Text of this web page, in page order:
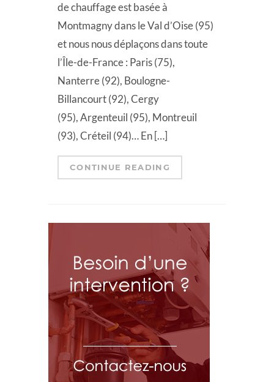
de chauffage est basée à
Montmagny dans le Val d’Oise (95)
et nous nous déplaçons dans toute
l’Île-de-France : Paris (75),
Nanterre (92), Boulogne-
Billancourt (92), Cergy
(95), Argenteuil (95), Montreuil
(93), Créteil (94)… En […]
CONTINUE READING